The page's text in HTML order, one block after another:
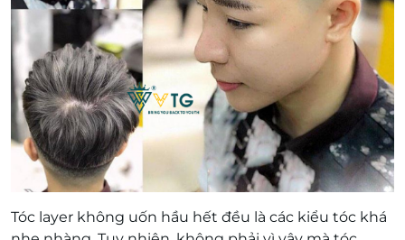
Tóc layer không uốn hầu hết đều là các kiểu tóc khá